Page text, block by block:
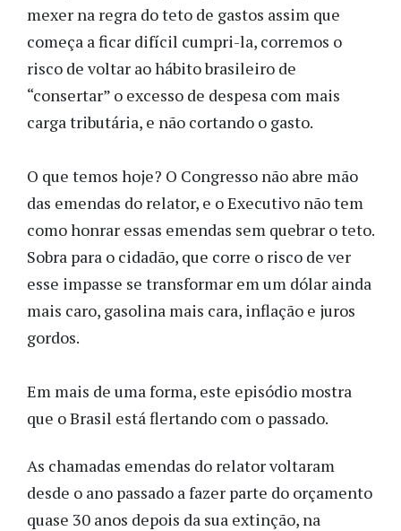
mexer na regra do teto de gastos assim que
começa a ficar difícil cumpri-la, corremos o
risco de voltar ao hábito brasileiro de
“consertar” o excesso de despesa com mais
carga tributária, e não cortando o gasto.
O que temos hoje? O Congresso não abre mão
das emendas do relator, e o Executivo não tem
como honrar essas emendas sem quebrar o teto.
Sobra para o cidadão, que corre o risco de ver
esse impasse se transformar em um dólar ainda
mais caro, gasolina mais cara, inflação e juros
gordos.
Em mais de uma forma, este episódio mostra
que o Brasil está flertando com o passado.
As chamadas emendas do relator voltaram
desde o ano passado a fazer parte do orçamento
quase 30 anos depois da sua extinção, na